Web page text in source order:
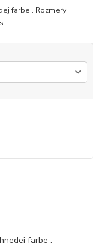
farbe . Rozmery:
farbe .